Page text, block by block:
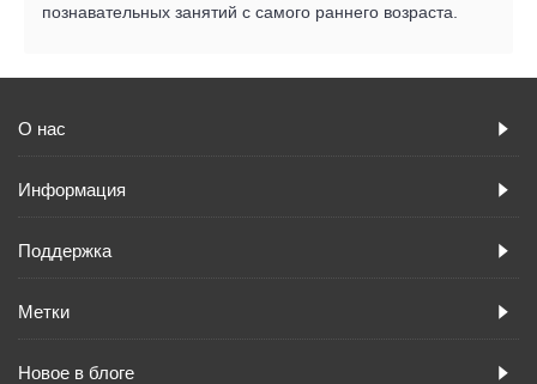
познавательных занятий с самого раннего возраста.
О нас
Информация
Поддержка
Метки
Новое в блоге